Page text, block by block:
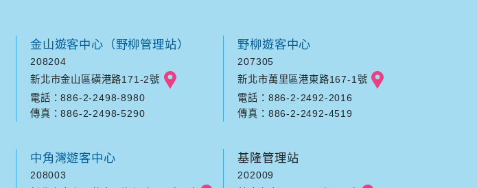
金山遊客中心（野柳管理站）
208204
新北市金山區磺港路171-2號
電話：886-2-2498-8980
傳真：886-2-2498-5290
野柳遊客中心
207305
新北市萬里區港東路167-1號
電話：886-2-2492-2016
傳真：886-2-2492-4519
中角灣遊客中心
208003
基隆管理站
202009